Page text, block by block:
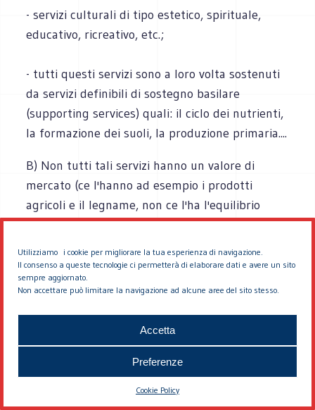
Utilizziamo i cookie per migliorare la tua esperienza di navigazione.
Il consenso a queste tecnologie ci permetterà di elaborare dati e avere un sito
sempre aggiornato.
Non accettare può limitare la navigazione ad alcune aree del sito stesso.
Accetta
Preferenze
Cookie Policy
- servizi culturali di tipo estetico, spirituale,
educativo, ricreativo, etc.;
- tutti questi servizi sono a loro volta sostenuti
da servizi definibili di sostegno basilare
(supporting services) quali: il ciclo dei nutrienti,
la formazione dei suoli, la produzione primaria....
B) Non tutti tali servizi hanno un valore di
mercato (ce l'hanno ad esempio i prodotti
agricoli e il legname, non ce l'ha l'equilibrio
idrogeologico!) ma tutti incidono
benessere delle persone in tutte le componenti
in cui il benessere può essere schematicamente
costitutivi del benessere, qualità delle relazioni
sociali.
C) il fatto che non abbiano mercato non
significa che non abbiano valore e che tale